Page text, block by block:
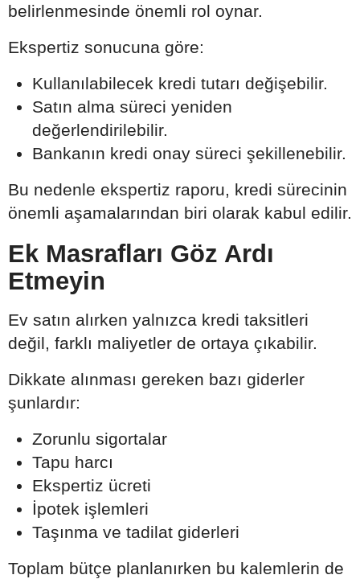
belirlenmesinde önemli rol oynar.
Ekspertiz sonucuna göre:
Kullanılabilecek kredi tutarı değişebilir.
Satın alma süreci yeniden
değerlendirilebilir.
Bankanın kredi onay süreci şekillenebilir.
Bu nedenle ekspertiz raporu, kredi sürecinin
önemli aşamalarından biri olarak kabul edilir.
Ek Masrafları Göz Ardı
Etmeyin
Ev satın alırken yalnızca kredi taksitleri
değil, farklı maliyetler de ortaya çıkabilir.
Dikkate alınması gereken bazı giderler
şunlardır:
Zorunlu sigortalar
Tapu harcı
Ekspertiz ücreti
İpotek işlemleri
Taşınma ve tadilat giderleri
Toplam bütçe planlanırken bu kalemlerin de